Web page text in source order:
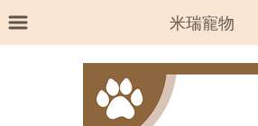
米瑞寵物